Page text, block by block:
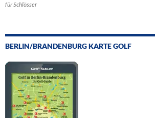
für Schlösser
BERLIN/BRANDENBURG KARTE GOLF